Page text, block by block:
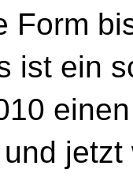
Form
ist ein